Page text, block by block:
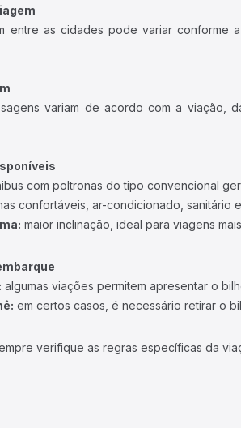
entre as cidades pode variar conforme
variam de acordo com a viação,
com poltronas do tipo convencional
confortáveis, ar-condicionado, sanitário
maior inclinação, ideal para viagens
algumas viações permitem apresentar o
em certos casos, é necessário retirar o
verifique as regras específicas da